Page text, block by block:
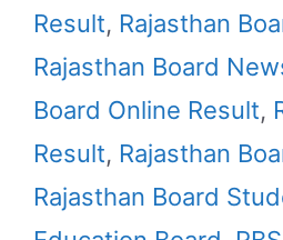
Result, Rajasthan
Rajasthan Board
Board Online Result,
Result, Rajasthan
Rajasthan Board